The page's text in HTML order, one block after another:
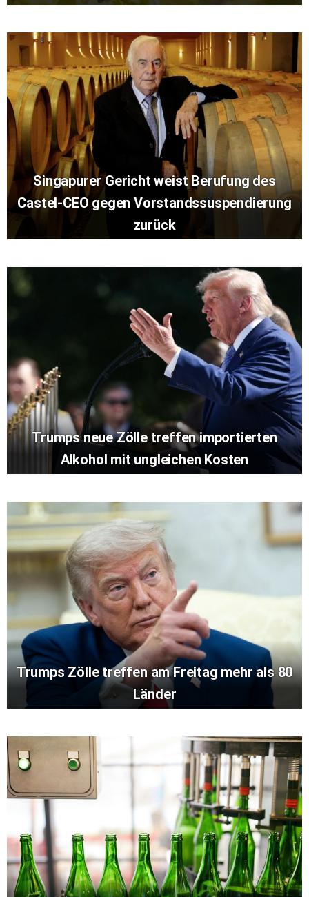
Singapurer Gericht weist Berufung des
Castel-CEO gegen Vorstandssuspendierung
zurück
Trumps neue Zölle treffen importierten
Alkohol mit ungleichen Kosten
Trumps Zölle treffen am Freitag mehr als 80
Länder